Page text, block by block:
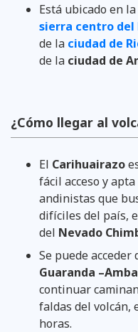
Está ubicado en la
sierra centro del
de la ciudad de
de la ciudad de
¿Cómo llegar al
El Carihuairazo
fácil acceso y
andinistas que
difíciles del país,
del Nevado
Se puede acceder
Guaranda
continuar
faldas del volcán,
horas.